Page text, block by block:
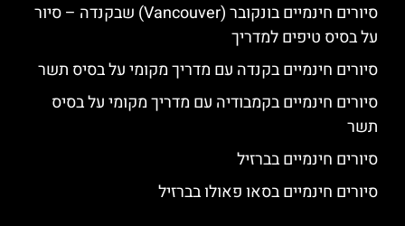
סיורים חינמיים בונקובר (Vancouver) שבקנדה – סיור
על בסיס טיפים למדריך
סיורים חינמיים בקנדה עם מדריך מקומי על בסיס תשר
סיורים חינמיים בקמבודיה עם מדריך מקומי על בסיס
תשר
סיורים חינמיים בברזיל
סיורים חינמיים בסאו פאולו בברזיל